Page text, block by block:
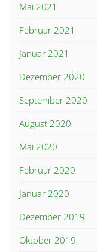
Mai 2021
Februar 2021
Januar 2021
Dezember 2020
September 2020
August 2020
Mai 2020
Februar 2020
Januar 2020
Dezember 2019
Oktober 2019